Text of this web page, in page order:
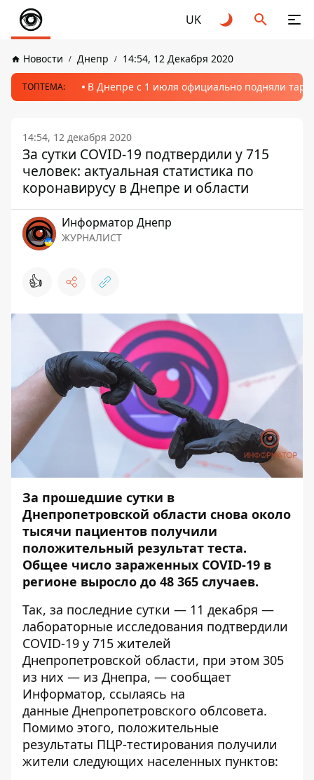
UK
Новости Днепр 14:54, 12 Декабря 2020
ТОПТЕМА: В Днепре с 1 июля официально подняли
14:54, 12 декабря 2020
За сутки COVID-19 подтвердили у 715
человек: актуальная статистика по
коронавирусу в Днепре и области
Информатор Днепр
ЖУРНАЛИСТ
👍
За прошедшие сутки в
Днепропетровской области снова около
тысячи пациентов получили
положительный результат теста.
Общее число зараженных COVID-19 в
регионе выросло до 48 365 случаев.
Так, за последние сутки — 11 декабря —
лабораторные исследования подтвердили
COVID-19 у 715 жителей
Днепропетровской области, при этом 305
из них — из Днепра, — сообщает
Информатор, ссылаясь на
данные Днепропетровского облсовета.
Помимо этого, положительные
результаты ПЦР-тестирования получили
жители следующих населенных пунктов: